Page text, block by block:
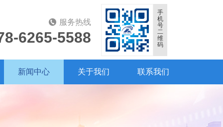
服务热线
6265-5588
手
机
号
二
维
码
新闻中心 关于我们 联系我们